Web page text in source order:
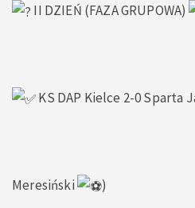
II DZIEŃ (FAZA GRUPOWA)
KS DAP Kielce 2-0 Sparta
Meresiński )